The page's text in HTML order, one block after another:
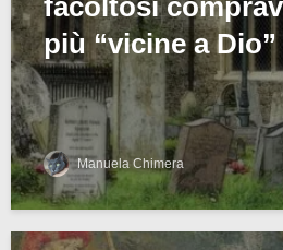
più “vicine a Dio”
Manuela Chimera